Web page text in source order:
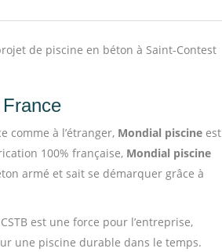
de piscine en béton à Saint-Contest
comme à l’étranger, Mondial piscine est
100% française, Mondial piscine
armé et sait se démarquer grâce à
est une force pour l’entreprise,
une piscine durable dans le temps.